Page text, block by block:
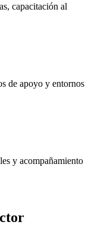
capacitación al
de apoyo y entornos
y acompañamiento